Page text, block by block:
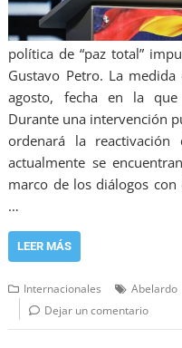
política de “paz total”
Gustavo Petro. La
agosto, fecha en la
Durante una intervención
ordenará la
actualmente se
marco de los diálogos
…
LEER MÁS
Internacionales
Dejar un comentario